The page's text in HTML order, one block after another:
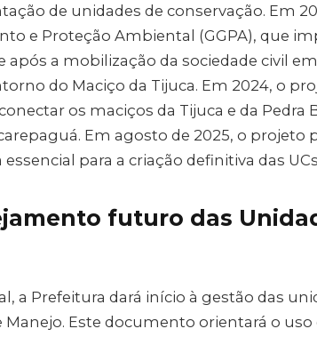
de unidades de conservação. Em
e Proteção Ambiental (GGPA), que
a mobilização da sociedade civil
do Maciço da Tijuca. Em 2024, o
os maciços da Tijuca e da Pedra
Em agosto de 2025, o projeto
para a criação definitiva das
futuro das
a Prefeitura dará início à gestão das
Manejo. Este documento orientará o uso